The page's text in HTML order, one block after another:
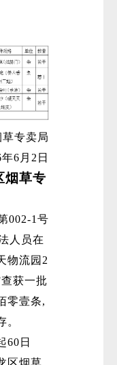
专卖局
6月2日
烟草专
002-1号
人员在
物流园2
获一批
零壹条,
。
60日
区烟草